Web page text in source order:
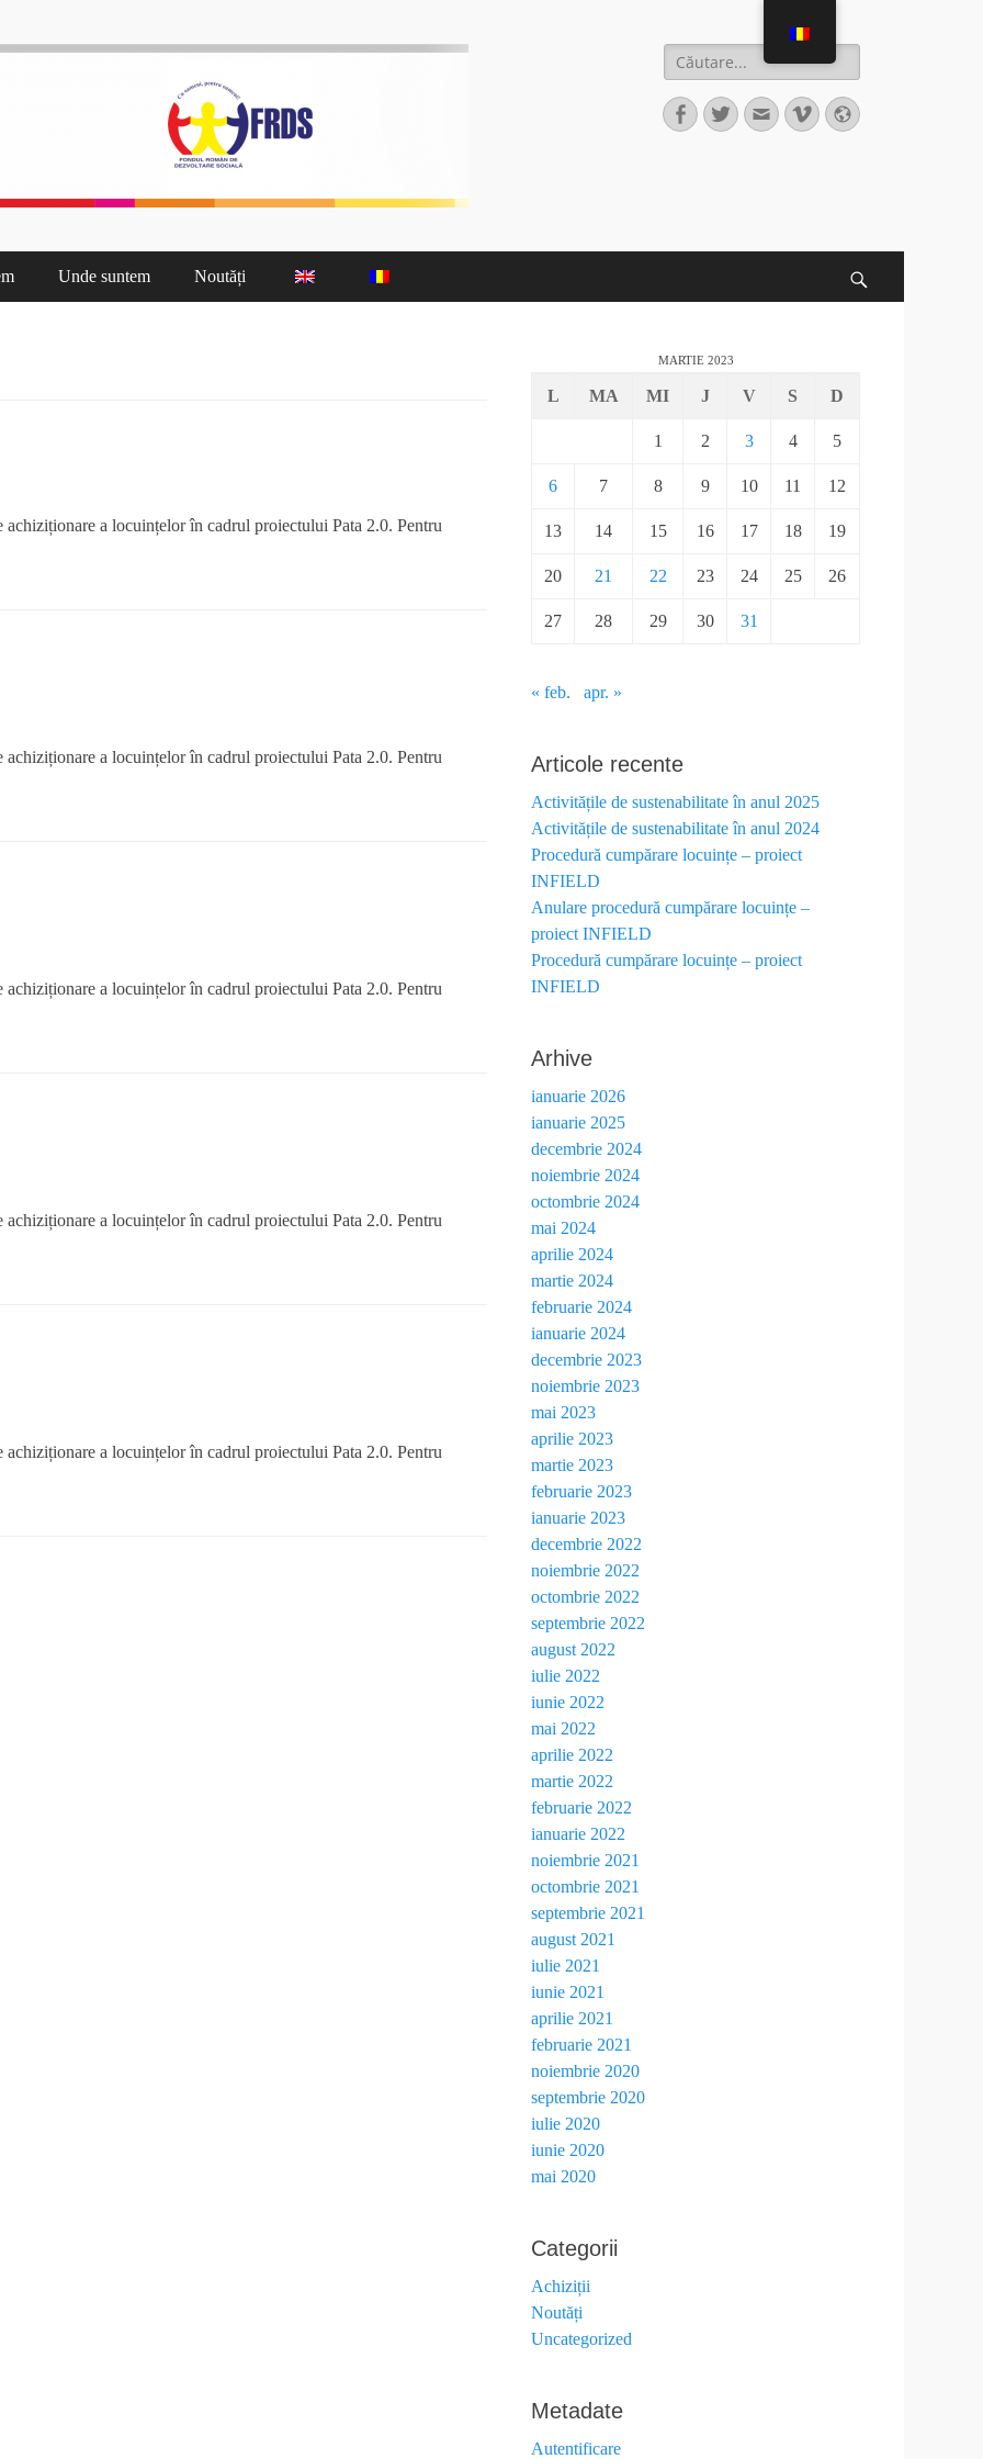
Unde suntem Noutăți
a locuințelor în cadrul proiectului Pata 2.0. Pentru
a locuințelor în cadrul proiectului Pata 2.0. Pentru
a locuințelor în cadrul proiectului Pata 2.0. Pentru
a locuințelor în cadrul proiectului Pata 2.0. Pentru
a locuințelor în cadrul proiectului Pata 2.0. Pentru
MARTIE 2023
L MA MI J V S D
1 2 3 4 5
6 7 8 9 10 11 12
13 14 15 16 17 18 19
20 21 22 23 24 25 26
27 28 29 30 31
« feb. apr. »
Articole recente
Activitățile de sustenabilitate în anul 2025
Activitățile de sustenabilitate în anul 2024
Procedură cumpărare locuințe – proiect
INFIELD
Anulare procedură cumpărare locuințe –
proiect INFIELD
Procedură cumpărare locuințe – proiect
INFIELD
Arhive
ianuarie 2026
ianuarie 2025
decembrie 2024
noiembrie 2024
octombrie 2024
mai 2024
aprilie 2024
martie 2024
februarie 2024
ianuarie 2024
decembrie 2023
noiembrie 2023
mai 2023
aprilie 2023
martie 2023
februarie 2023
ianuarie 2023
decembrie 2022
noiembrie 2022
octombrie 2022
septembrie 2022
august 2022
iulie 2022
iunie 2022
mai 2022
aprilie 2022
martie 2022
februarie 2022
ianuarie 2022
noiembrie 2021
octombrie 2021
septembrie 2021
august 2021
iulie 2021
iunie 2021
aprilie 2021
februarie 2021
noiembrie 2020
septembrie 2020
iulie 2020
iunie 2020
mai 2020
Categorii
Achiziții
Noutăți
Uncategorized
Metadate
Autentificare